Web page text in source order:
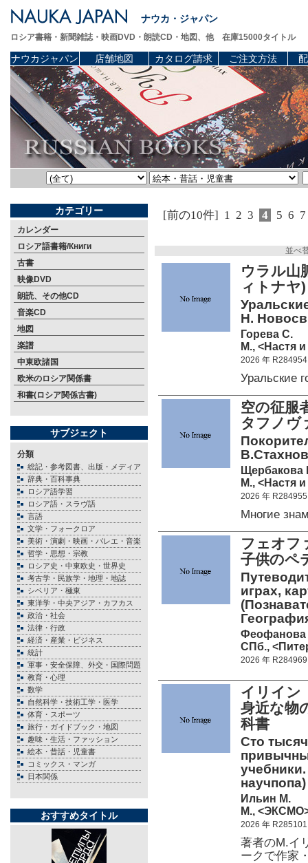
ナウカ・ジャパン
ロシア書籍・新聞雑誌・映画DVD・朗読CD・地図、他 在庫15000タイトル
ナウカジャパン 店舗地図 カタログ請求 ご注文方法
カテゴリー
カレンダー
ロシア語書籍/Книги
古書
映像DVD
朗読、その他CD
音楽CD
地図
楽譜
中東欧諸国
欧米のロシア関係書
和書(ロシア関係古書)
サブジェクト
分類
総記・参考図書、出版・メディア
辞典・百科事典
ロシア語学習
ロシア語・スラヴ語
言語
文学・フォークロア
美術・演劇・映画・バレエ・音楽
哲学・思想・宗教
ロシア史・中東欧史・世界史
考古学・民族学・地理・地誌
シベリア・極東
東洋学・中央アジア・カフカス
政治・社会
法律・行政
経済・産業・ビジネス
統計
軍事・安全保障、外交・国際問題
教育・心理
数学
自然科学・技術工学・医学
体育・スポーツ
旅行・ガイドブック・地図
趣味・生活・ファッション
絵本・昔話・児童書
コミックス・マンガ
日本関係
おすすめタイトル
[前の10件] 1 2 3 4 5 6 7
並べ
ウラル
ィトナ
Н.
Горева С.
М., <Настя
2026 年 R284954
Уральские
空の征
タフノヴ
Щербакова
М., <Настя
2026 年 R284955
Многие
フェオフ
子供の
играх,
Феофанова
СПб.,
2026 年 R284969
イリイ
身近な物
科書
Сто
научпопа)
Ильин М.
М.,
2026 年 R285101
著者のM.イ
ークで作家